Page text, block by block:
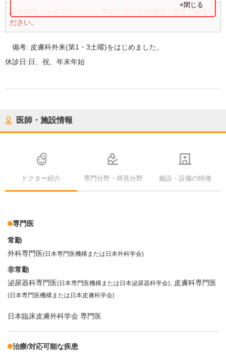
診療時間・内容等について、事前に必ず医療機関に直接ご確認く
ださい。
×閉じる
備考: 皮膚科外来(第1・3土曜)をはじめました。
休診日:日、祝、年末年始
医師・施設情報
ドクター紹介 専門分野・得意分野 施設・設備の特徴
専門医
常勤
外科専門医(日本専門医機構または日本外科学会)
非常勤
泌尿器科専門医(日本専門医機構または日本泌尿器科学会) 皮膚科専門医
(日本専門医機構または日本皮膚科学会)
日本臨床皮膚外科学会 専門医
治療/対応可能な疾患